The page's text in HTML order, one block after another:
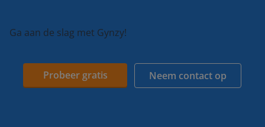
Ga aan de slag met Gynzy!
Probeer gratis Neem contact op